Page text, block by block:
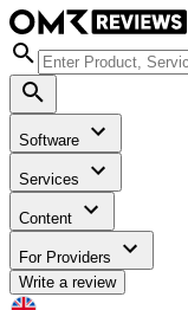
Software
Services
Content
For Providers
Write a review